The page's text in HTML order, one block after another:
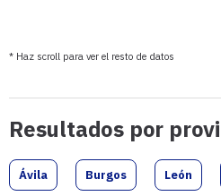
* Haz scroll para ver el resto de datos
Resultados por
Ávila Burgos León